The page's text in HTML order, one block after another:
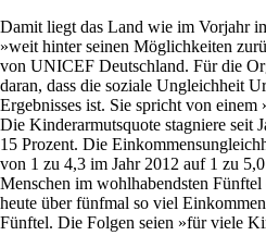
Damit liegt das Land wie im Vorjahr
»weit hinter seinen Möglichkeiten
von UNICEF Deutschland. Für die
daran, dass die soziale Ungleichheit
Ergebnisses ist. Sie spricht von einem
Die Kinderarmutsquote stagniere seit
15 Prozent. Die
von 1 zu 4,3 im Jahr 2012 auf 1 zu
Menschen im wohlhabendsten
heute über fünfmal so viel
Fünftel. Die Folgen seien »für viele